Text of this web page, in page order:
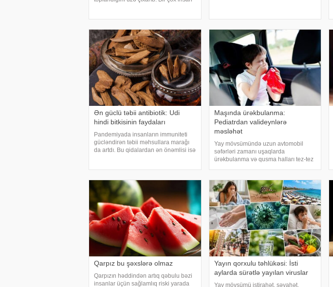
təkcə esteti
gəliblər. -
Ən güclü təbii antibiotik: Udi
hindi bitkisinin faydaları
Pandemiyada insanların immuniteti
gücləndirən təbii məhsullara marağı
da artdı. Bu qidalardan ən önəmlisi isə
Maşında ürəkbulanma:
Pediatrdan valideynlərə
məsləhət
Yay mövsümündə uzun avtomobil
səfərləri zamanı uşaqlarda
ürəkbulanma və qusma halları tez-tez
gözlərdən və bədənin hərəkətindən
gələn siqnallar arasındakı
uyğunsuzluqda
Qarpız bu şəxslərə olmaz
Qarpızın həddindən artıq qəbulu bəzi
insanlar üçün sağlamlıq riski yarada
Yayın qorxulu təhlükəsi: İsti
aylarda sürətlə yayılan viruslar
Yay mövsümü istirahət, səyahət,